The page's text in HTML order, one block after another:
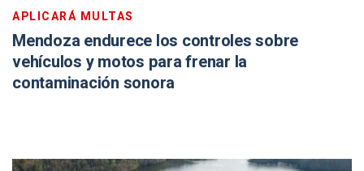
APLICARÁ MULTAS
Mendoza endurece los controles sobre
vehículos y motos para frenar la
contaminación sonora